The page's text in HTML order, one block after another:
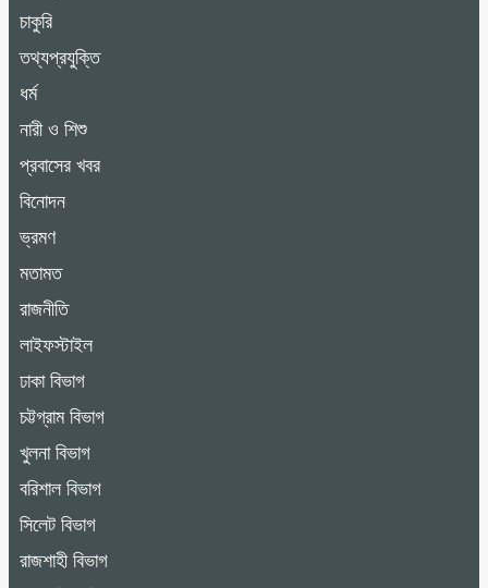
চাকুরি
তথ্যপ্রযুক্তি
ধর্ম
নারী ও শিশু
প্রবাসের খবর
বিনোদন
ভ্রমণ
মতামত
রাজনীতি
লাইফস্টাইল
ঢাকা বিভাগ
চট্টগ্রাম বিভাগ
খুলনা বিভাগ
বরিশাল বিভাগ
সিলেট বিভাগ
রাজশাহী বিভাগ